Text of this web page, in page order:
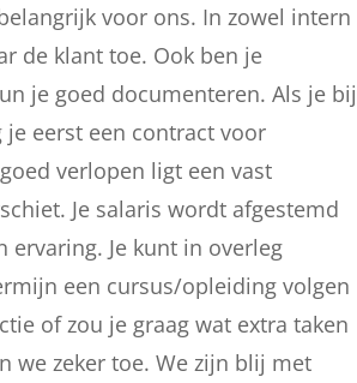
voor ons. In zowel intern
de klant toe. Ook ben je
je goed documenteren. Als je bij
eerst een contract voor
verlopen ligt een vast
Je salaris wordt afgestemd
ervaring. Je kunt in overleg
een cursus/opleiding volgen
of zou je graag wat extra taken
we zeker toe. We zijn blij met